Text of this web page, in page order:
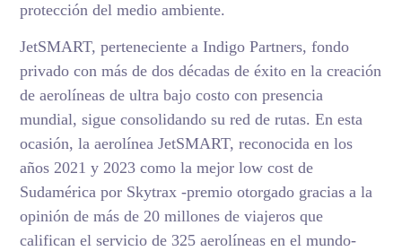
protección del medio ambiente.
JetSMART, perteneciente a Indigo Partners, fondo
privado con más de dos décadas de éxito en la creación
de aerolíneas de ultra bajo costo con presencia
mundial, sigue consolidando su red de rutas. En esta
ocasión, la aerolínea JetSMART, reconocida en los
años 2021 y 2023 como la mejor low cost de
Sudamérica por Skytrax -premio otorgado gracias a la
opinión de más de 20 millones de viajeros que
califican el servicio de 325 aerolíneas en el mundo-